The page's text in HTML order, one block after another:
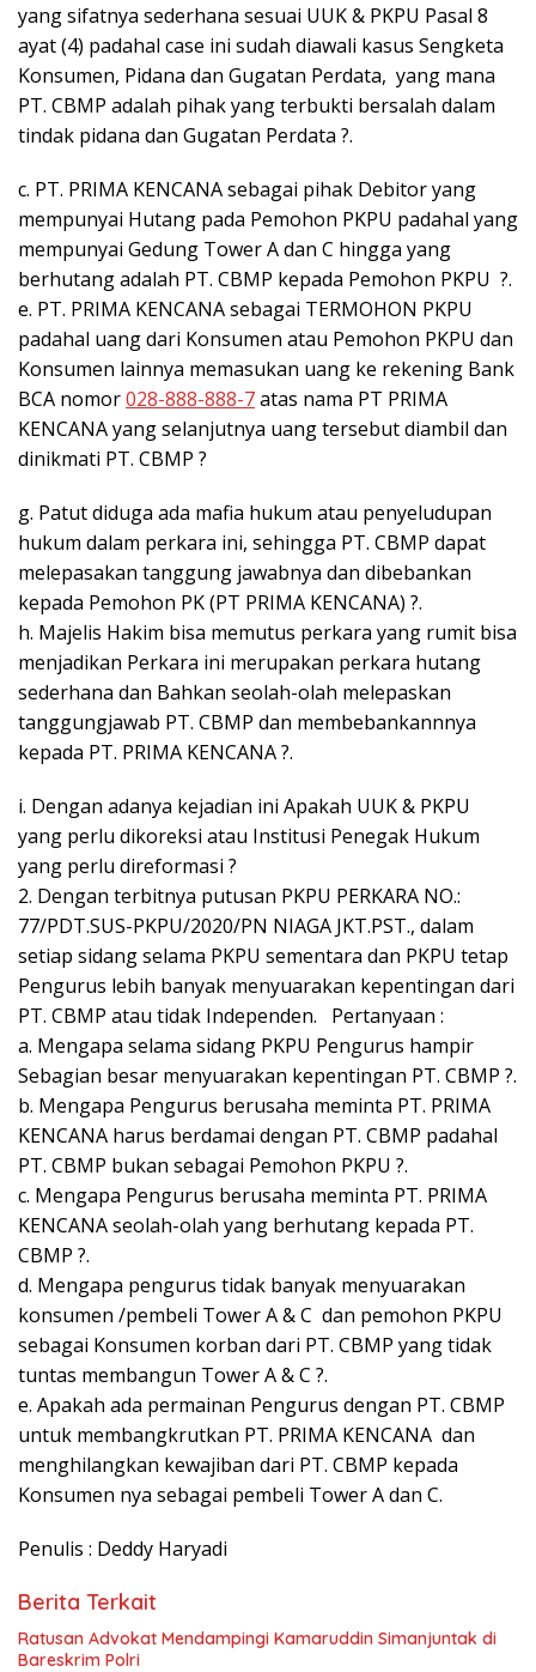
yang sifatnya sederhana sesuai UUK & PKPU Pasal 8
ayat (4) padahal case ini sudah diawali kasus Sengketa
Konsumen, Pidana dan Gugatan Perdata, yang mana
PT. CBMP adalah pihak yang terbukti bersalah dalam
tindak pidana dan Gugatan Perdata ?.
c. PT. PRIMA KENCANA sebagai pihak Debitor yang
mempunyai Hutang pada Pemohon PKPU padahal yang
mempunyai Gedung Tower A dan C hingga yang
berhutang adalah PT. CBMP kepada Pemohon PKPU ?.
e. PT. PRIMA KENCANA sebagai TERMOHON PKPU
padahal uang dari Konsumen atau Pemohon PKPU dan
Konsumen lainnya memasukan uang ke rekening Bank
BCA nomor028-888-888-7atas nama PT PRIMA
KENCANA yang selanjutnya uang tersebut diambil dan
dinikmati PT. CBMP ?
g. Patut diduga ada mafia hukum atau penyeludupan
hukum dalam perkara ini, sehingga PT. CBMP dapat
melepasakan tanggung jawabnya dan dibebankan
kepada Pemohon PK (PT PRIMA KENCANA) ?.
h. Majelis Hakim bisa memutus perkara yang rumit bisa
menjadikan Perkara ini merupakan perkara hutang
sederhana dan Bahkan seolah-olah melepaskan
tanggungjawab PT. CBMP dan membebankannnya
kepada PT. PRIMA KENCANA ?.
i. Dengan adanya kejadian ini Apakah UUK & PKPU
yang perlu dikoreksi atau Institusi Penegak Hukum
yang perlu direformasi ?
2. Dengan terbitnya putusan PKPU PERKARA NO.:
77/PDT.SUS-PKPU/2020/PN NIAGA JKT.PST., dalam
setiap sidang selama PKPU sementara dan PKPU tetap
Pengurus lebih banyak menyuarakan kepentingan dari
PT. CBMP atau tidak Independen. Pertanyaan :
a. Mengapa selama sidang PKPU Pengurus hampir
Sebagian besar menyuarakan kepentingan PT. CBMP ?.
b. Mengapa Pengurus berusaha meminta PT. PRIMA
KENCANA harus berdamai dengan PT. CBMP padahal
PT. CBMP bukan sebagai Pemohon PKPU ?.
c. Mengapa Pengurus berusaha meminta PT. PRIMA
KENCANA seolah-olah yang berhutang kepada PT.
CBMP ?.
d. Mengapa pengurus tidak banyak menyuarakan
konsumen /pembeli Tower A & C dan pemohon PKPU
sebagai Konsumen korban dari PT. CBMP yang tidak
tuntas membangun Tower A & C ?.
e. Apakah ada permainan Pengurus dengan PT. CBMP
untuk membangkrutkan PT. PRIMA KENCANA dan
menghilangkan kewajiban dari PT. CBMP kepada
Konsumen nya sebagai pembeli Tower A dan C.
Penulis : Deddy Haryadi
Berita Terkait
Ratusan Advokat Mendampingi Kamaruddin Simanjuntak di
Bareskrim Polri